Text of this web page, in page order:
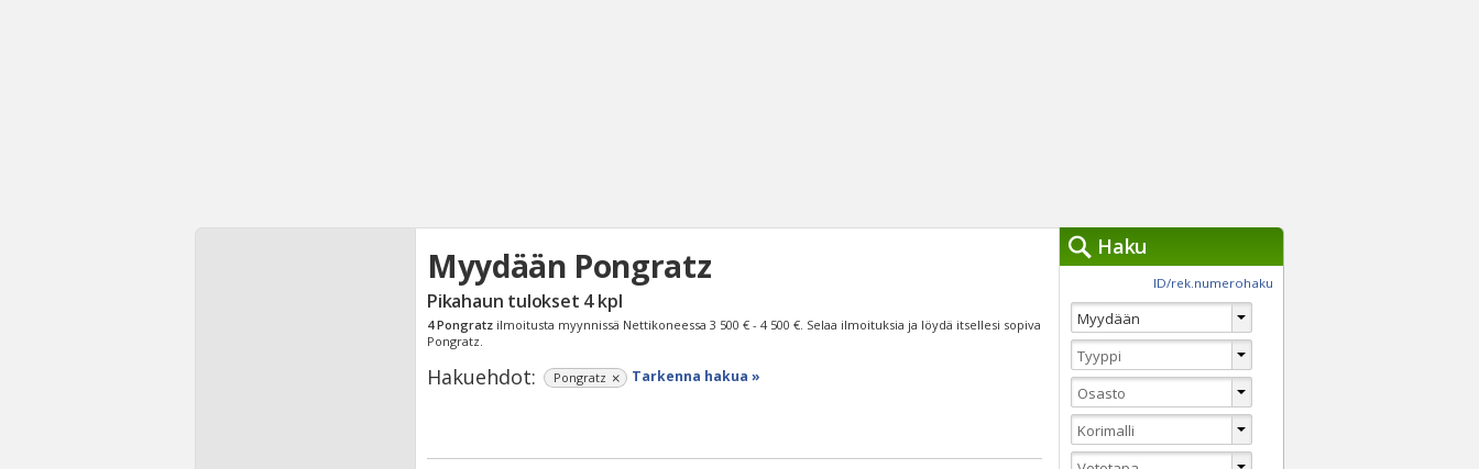
Myydään Pongratz
Pikahaun tulokset 4kpl
4Pongratz ilmoitusta myynnissä Nettikoneessa 3 500 € - 4 500 €. Selaa ilmoituksia ja löydä itsellesi sopiva
Pongratz.
Hakuehdot: Pongratz Tarkenna hakua »
Haku
Tyhjennä haut
ID/rek.numerohaku